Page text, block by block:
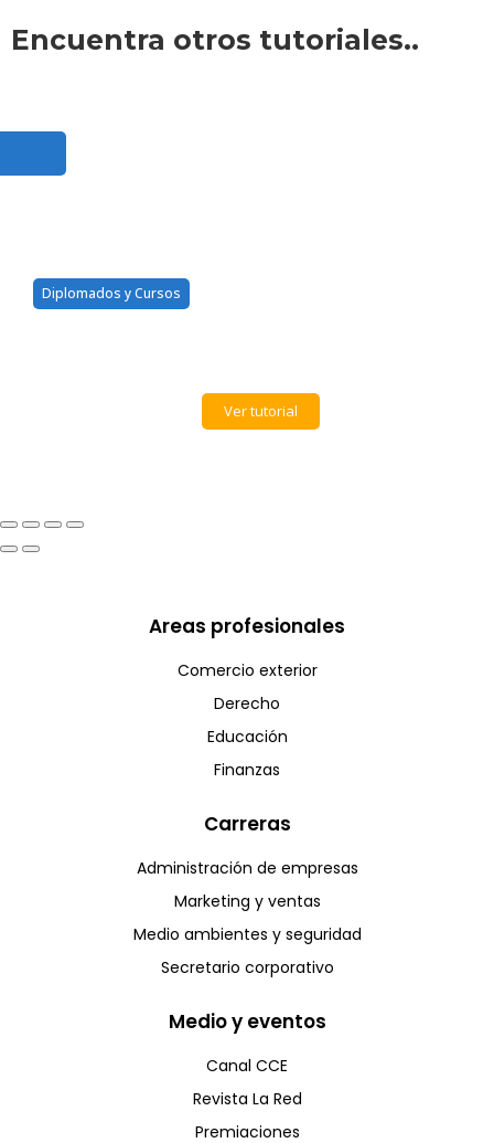
Encuentra otros tutoriales..
Diplomados y Cursos
Ver tutorial
Areas profesionales
Comercio exterior
Derecho
Educación
Finanzas
Carreras
Administración de empresas
Marketing y ventas
Medio ambientes y seguridad
Secretario corporativo
Medio y eventos
Canal CCE
Revista La Red
Premiaciones